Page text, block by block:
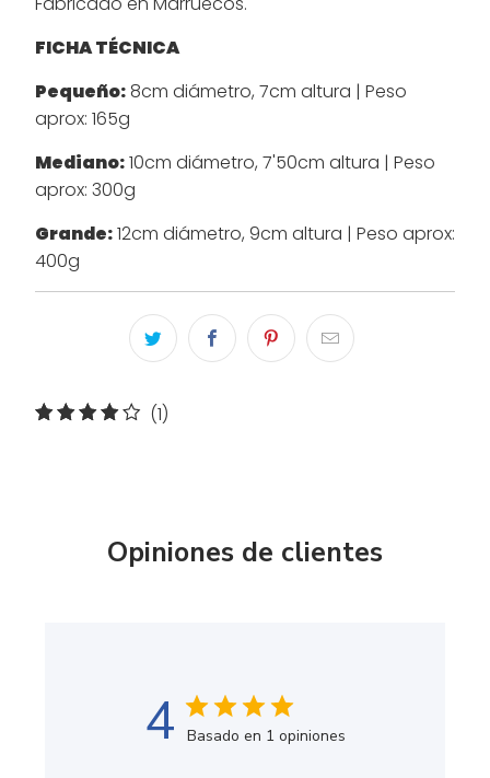
FICHA TÉCNICA
Pequeño:8cm diámetro, 7cm altura | Peso
aprox: 165g
Mediano:10cm diámetro, 7'50cm altura | Peso
aprox: 300g
Grande:12cm diámetro, 9cm altura | Peso aprox:
400g
(1)1
Opiniones de clientes
4 Basado en 1 opiniones